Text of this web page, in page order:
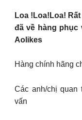
Loa !Loa!Loa!
đã về hàng phục
Aolikes
Hàng chính hãng
Các anh/chị
vấn